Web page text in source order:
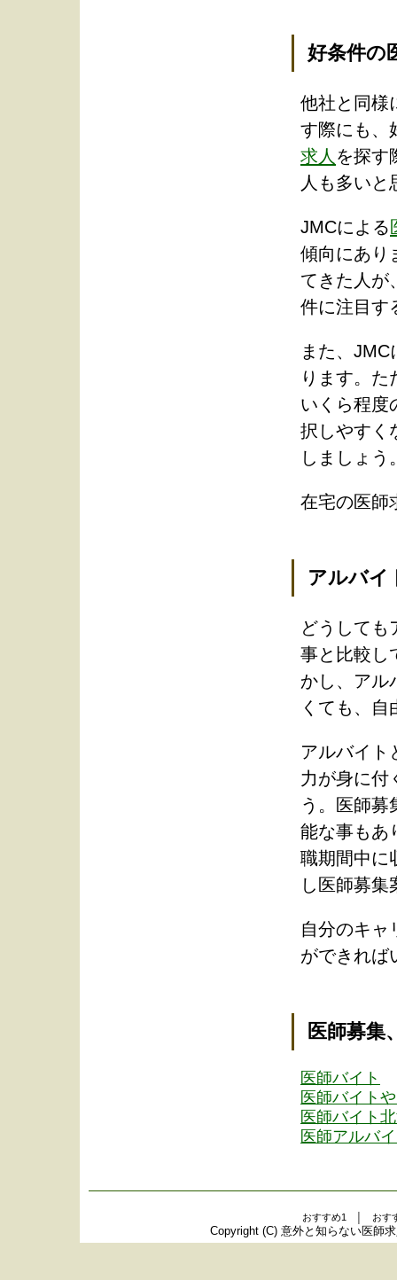
好条件の
他社と同様
す際にも、
求人 を探す
人も多いと
JMCによる
傾向にあり
てきた人が
件に注目す
また、JMC
ります。
いくら程度
択しやすく
しましょう
在宅の医師
アルバイ
どうしても
事と比較し
かし、アル
くても、
アルバイト
力が身に付
う。医師募
能な事もあ
職期間中に
し医師募集
自分のキャ
ができれば
医師募集
医師バイト
医師バイト
医師バイト
医師アルバ
おすすめ1 │ お
Copyright (C) 意外と知らない医師